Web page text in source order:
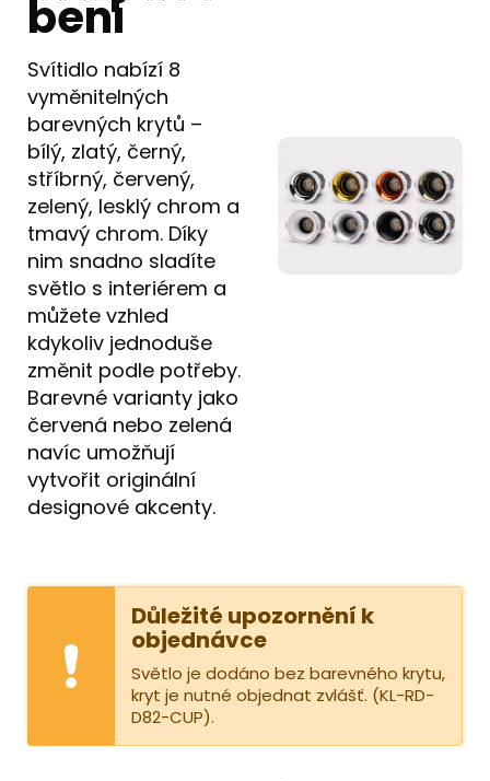
bení
Svítidlo nabízí 8
vyměnitelných
barevných krytů –
bílý, zlatý, černý,
stříbrný, červený,
zelený, lesklý chrom a
tmavý chrom. Díky
nim snadno sladíte
světlo s interiérem a
můžete vzhled
kdykoliv jednoduše
změnit podle potřeby.
Barevné varianty jako
červená nebo zelená
navíc umožňují
vytvořit originální
designové akcenty.
Důležité upozornění k
objednávce
Světlo je dodáno bez barevného krytu,
kryt je nutné objednat zvlášť. (KL-RD-
D82-CUP).